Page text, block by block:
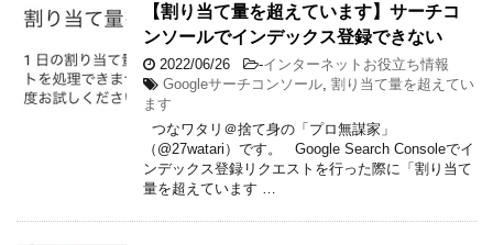
【割り当て量を超えています】サーチコ
ンソールでインデックス登録できない
2022/06/26 -インターネットお役立ち情報
Googleサーチコンソール 割り当て量を超えてい
ます
つなワタリ＠捨て身の「プロ無謀家」
（@27watari）です。 Google Search Consoleでイ
ンデックス登録リクエストを行った際に「割り当て
量を超えています …